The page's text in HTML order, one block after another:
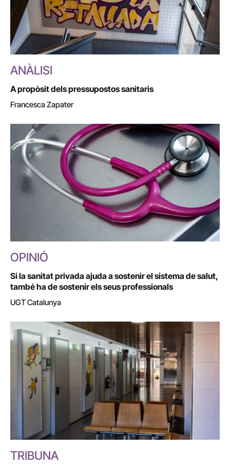
ANÀLISI
A propòsit dels pressupostos sanitaris
Francesca Zapater
OPINIÓ
Si la sanitat privada ajuda a sostenir el sistema de salut,
també ha de sostenir els seus professionals
UGT Catalunya
TRIBUNA